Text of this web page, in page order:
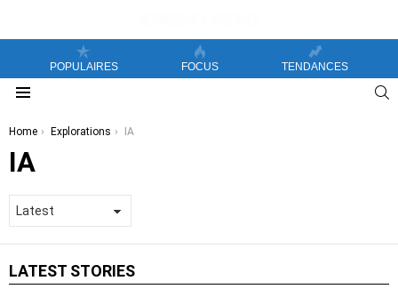
POPULAIRES FOCUS TENDANCES
You are here:
Home Explorations IA
IA
LATEST STORIES